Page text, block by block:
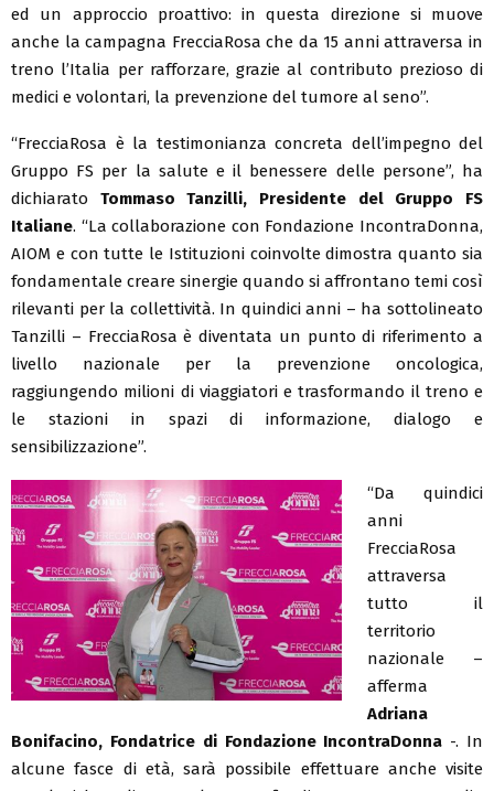
ed un approccio proattivo: in questa direzione si muove
anche la campagna FrecciaRosa che da 15 anni attraversa in
treno l’Italia per rafforzare, grazie al contributo prezioso di
medici e volontari, la prevenzione del tumore al seno”.
“FrecciaRosa è la testimonianza concreta dell’impegno del
Gruppo FS per la salute e il benessere delle persone”, ha
dichiarato Tommaso Tanzilli, Presidente del Gruppo FS
Italiane. “La collaborazione con Fondazione IncontraDonna,
AIOM e con tutte le Istituzioni coinvolte dimostra quanto sia
fondamentale creare sinergie quando si affrontano temi così
rilevanti per la collettività. In quindici anni – ha sottolineato
Tanzilli – FrecciaRosa è diventata un punto di riferimento a
livello nazionale per la prevenzione oncologica,
raggiungendo milioni di viaggiatori e trasformando il treno e
le stazioni in spazi di informazione, dialogo e
sensibilizzazione”.
“Da quindici
anni
FrecciaRosa
attraversa
tutto il
territorio
nazionale –
afferma
Adriana
Bonifacino, Fondatrice di Fondazione IncontraDonna -. In
alcune fasce di età, sarà possibile effettuare anche visite